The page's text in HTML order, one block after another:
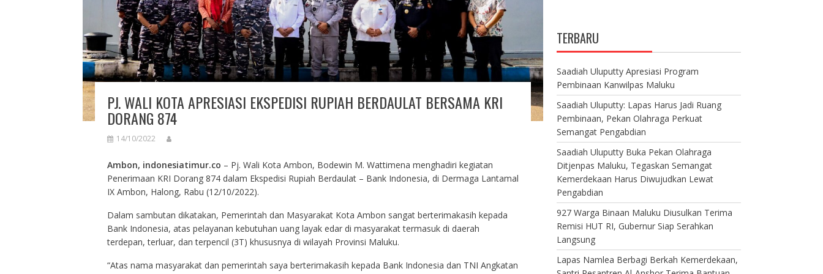
PJ. WALI KOTA APRESIASI EKSPEDISI RUPIAH BERDAULAT BERSAMA KRI
DORANG 874
14/10/2022
Ambon, indonesiatimur.co – Pj. Wali Kota Ambon, Bodewin M. Wattimena menghadiri kegiatan
Penerimaan KRI Dorang 874 dalam Ekspedisi Rupiah Berdaulat – Bank Indonesia, di Dermaga Lantamal
IX Ambon, Halong, Rabu (12/10/2022).
Dalam sambutan dikatakan, Pemerintah dan Masyarakat Kota Ambon sangat berterimakasih kepada
Bank Indonesia, atas pelayanan kebutuhan uang layak edar di masyarakat termasuk di daerah
terdepan, terluar, dan terpencil (3T) khususnya di wilayah Provinsi Maluku.
“Atas nama masyarakat dan pemerintah saya berterimakasih kepada Bank Indonesia dan TNI Angkatan
TERBARU
Saadiah Uluputty Apresiasi Program
Pembinaan Kanwilpas Maluku
Saadiah Uluputty: Lapas Harus Jadi Ruang
Pembinaan, Pekan Olahraga Perkuat
Semangat Pengabdian
Saadiah Uluputty Buka Pekan Olahraga
Ditjenpas Maluku, Tegaskan Semangat
Kemerdekaan Harus Diwujudkan Lewat
Pengabdian
927 Warga Binaan Maluku Diusulkan Terima
Remisi HUT RI, Gubernur Siap Serahkan
Langsung
Lapas Namlea Berbagi Berkah Kemerdekaan,